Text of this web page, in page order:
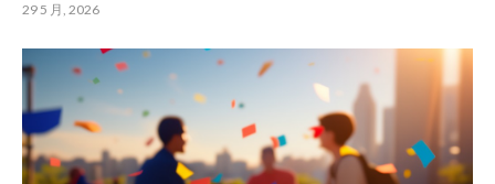
29 5 月, 2026